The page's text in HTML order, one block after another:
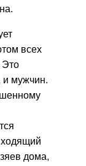
всех
Это
и мужчин.
дома,